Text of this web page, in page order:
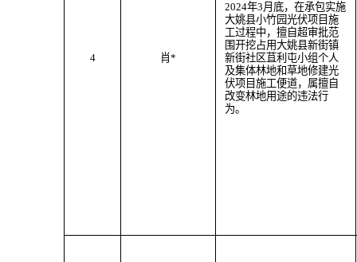
4 肖*
2024年3月 底， 在承包实施
大姚县小竹园光伏项目施
工过程中， 擅自超审批范
围开挖占用大姚县新街镇
新街社区苴利屯小组个人
及集体林地和草地修建光
伏项目施工便道，属擅自
改变林地用途的违法行
为。